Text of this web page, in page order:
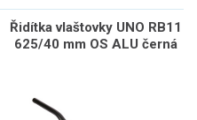
Řidítka vlaštovky UNO RB11
625/40 mm OS ALU černá